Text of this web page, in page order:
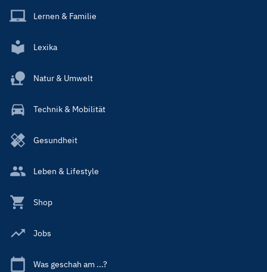
Lernen & Familie
Lexika
Natur & Umwelt
Technik & Mobilität
Gesundheit
Leben & Lifestyle
Shop
Jobs
Was geschah am ...?